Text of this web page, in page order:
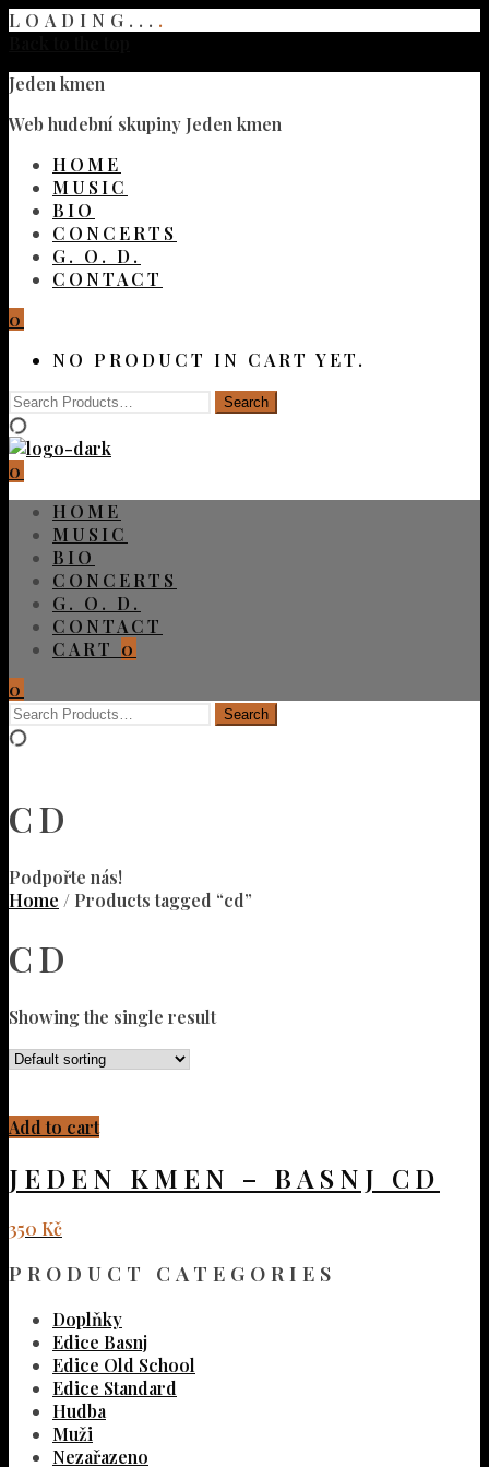
LOADING... .
Jeden kmen
Web hudební skupiny Jeden kmen
HOME
MUSIC
BIO
CONCERTS
G. O. D.
CONTACT
0
NO PRODUCT IN CART YET.
0
HOME
MUSIC
BIO
CONCERTS
G. O. D.
CONTACT
CART 0
0
CD
Podpořte nás!
Home / Products tagged “cd”
CD
Showing the single result
Add to cart
JEDEN KMEN – BASNJ CD
350 Kč
PRODUCT CATEGORIES
Doplňky
Edice Basnj
Edice Old School
Edice Standard
Hudba
Muži
Nezařazeno